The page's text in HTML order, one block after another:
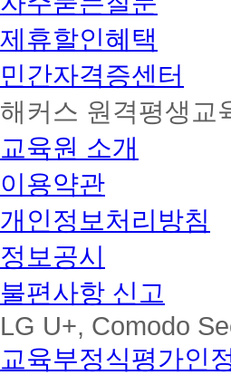
제휴할인혜택
민간자격증센터
해커스 원격평생교
교육원 소개
이용약관
개인정보처리방침
정보공시
불편사항 신고
LG U+, Comodo
교육부정식평가인